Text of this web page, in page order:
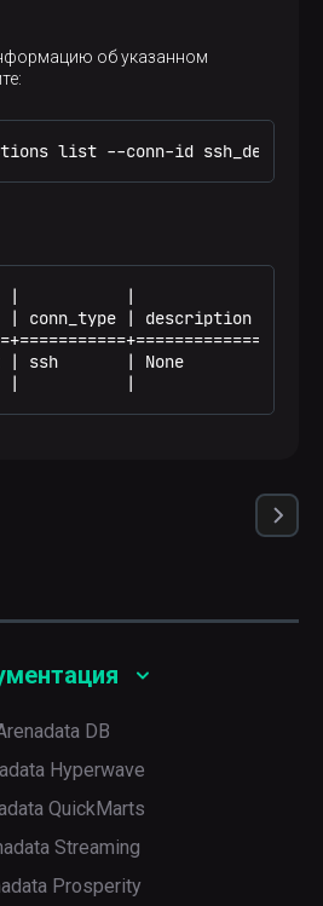
об указанном
list --conn-id ssh_default
|           |             |
conn_type | description |
| ssh       | None        |
|           |             |
DB
Hyperwave
QuickMarts
Streaming
Prosperity